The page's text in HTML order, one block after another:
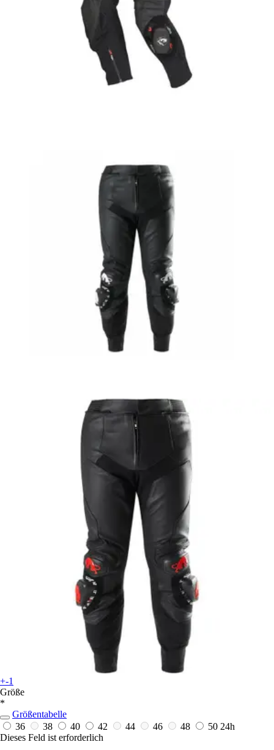
+-1
Größe
*
Größentabelle
36
38 40 42 44 46 48 50 24h
Dieses Feld ist erforderlich